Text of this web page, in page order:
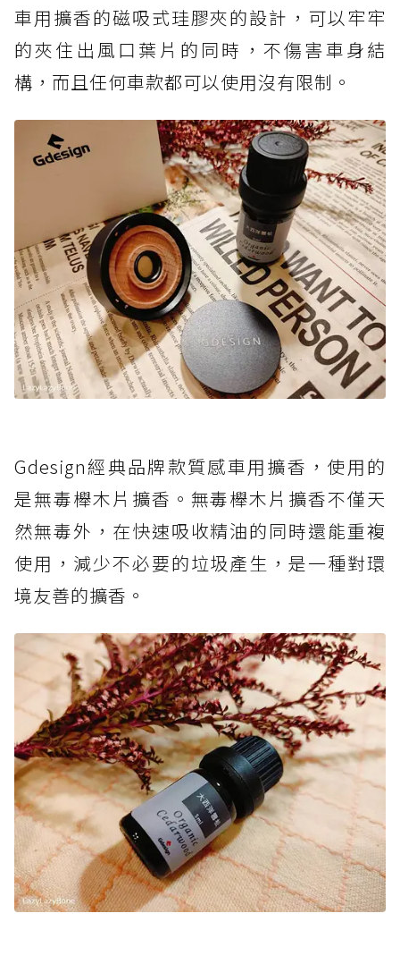
車用擴香的磁吸式珪膠夾的設計，可以牢牢
的夾住出風口葉片的同時，不傷害車身結
構，而且任何車款都可以使用沒有限制。
Gdesign經典品牌款質感車用擴香，使用的
是無毒櫸木片擴香。無毒櫸木片擴香不僅天
然無毒外，在快速吸收精油的同時還能重複
使用，減少不必要的垃圾產生，是一種對環
境友善的擴香。